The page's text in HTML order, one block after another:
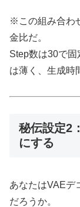
※この組み合わ
金比だ。
Step数は30で固
は薄く、生成時
秘伝設定2
にする
あなたはVAEデ
だろうか。